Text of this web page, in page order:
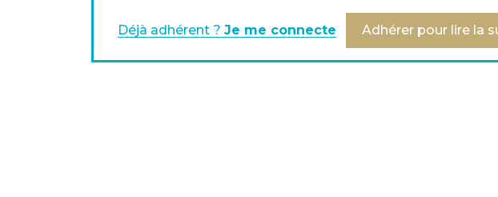
Déjà adhérent ? Je me connecte Adhérer pour lire la